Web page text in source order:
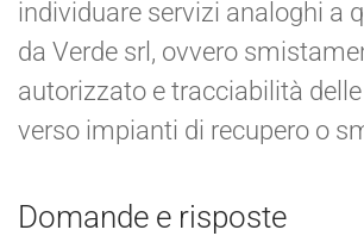
individuare servizi analoghi a
da Verde srl, ovvero
autorizzato e tracciabilità
verso impianti di recupero o
Domande e risposte